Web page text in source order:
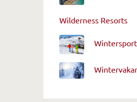
Wilderness Resorts
Wintersport